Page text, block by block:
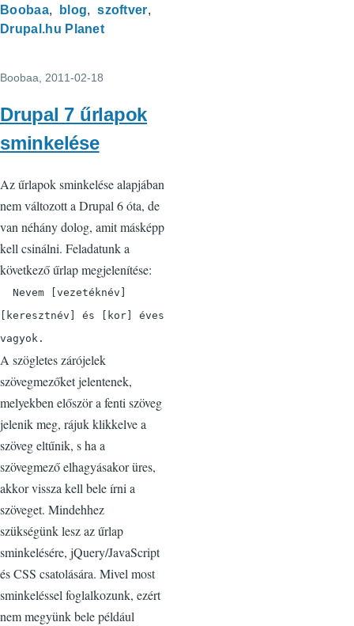
Boobaa blog
szoftver
Drupal.hu Planet
Boobaa, 2011-02-18
Drupal 7 űrlapok
sminkelése
Az űrlapok sminkelése alapjában
nem változott a Drupal 6 óta, de
van néhány dolog, amit másképp
kell csinálni. Feladatunk a
következő űrlap megjelenítése:
Nevem [vezetéknév]
[keresztnév] és [kor] éves
vagyok.
A szögletes zárójelek
szövegmezőket jelentenek,
melyekben először a fenti szöveg
jelenik meg, rájuk klikkelve a
szöveg eltűnik, s ha a
szövegmező elhagyásakor üres,
akkor vissza kell bele írni a
szöveget. Mindehhez
szükségünk lesz az űrlap
sminkelésére, jQuery/JavaScript
és CSS csatolására. Mivel most
sminkeléssel foglalkozunk, ezért
nem megyünk bele például